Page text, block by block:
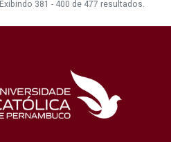
Exibindo 381 - 400 de 477 resultados.